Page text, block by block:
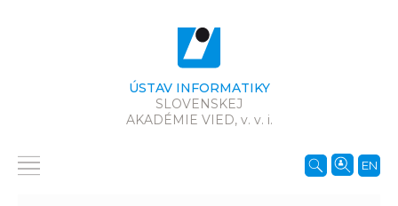
ÚSTAV INFORMATIKY
SLOVENSKEJ
AKADÉMIE VIED, v. v. i.
EN